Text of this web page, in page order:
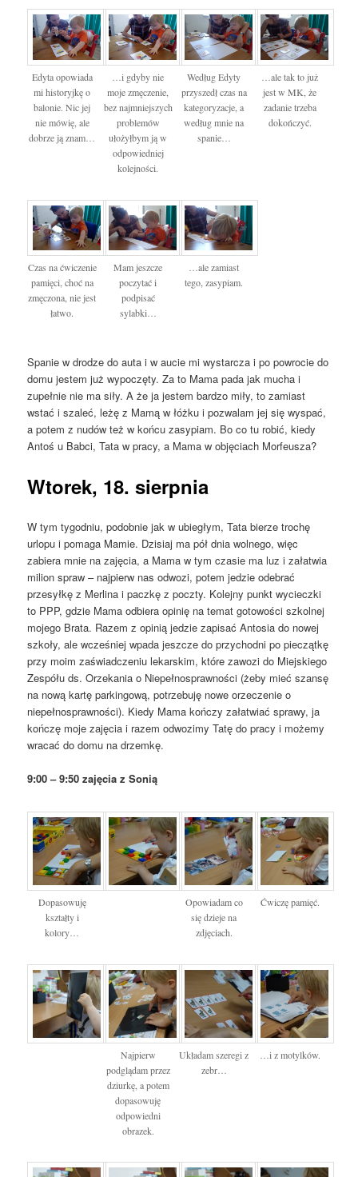
Edyta opowiada
mi historyjkę o
balonie. Nic jej
nie mówię, ale
dobrze ją znam…
…i gdyby nie
moje zmęczenie,
bez najmniejszych
problemów
ułożyłbym ją w
odpowiedniej
kolejności.
Według Edyty
przyszedł czas na
kategoryzacje, a
według mnie na
spanie…
…ale tak to już
jest w MK, że
zadanie trzeba
dokończyć.
Czas na ćwiczenie
pamięci, choć na
zmęczona, nie jest
łatwo.
Mam jeszcze
poczytać i
podpisać
sylabki…
…ale zamiast
tego, zasypiam.
Spanie w drodze do auta i w aucie mi wystarcza i po powrocie do
domu jestem już wypoczęty. Za to Mama pada jak mucha i
zupełnie nie ma siły. A że ja jestem bardzo miły, to zamiast
wstać i szaleć, leżę z Mamą w łóżku i pozwalam jej się wyspać,
a potem z nudów też w końcu zasypiam. Bo co tu robić, kiedy
Antoś u Babci, Tata w pracy, a Mama w objęciach Morfeusza?
Wtorek, 18. sierpnia
W tym tygodniu, podobnie jak w ubiegłym, Tata bierze trochę
urlopu i pomaga Mamie. Dzisiaj ma pół dnia wolnego, więc
zabiera mnie na zajęcia, a Mama w tym czasie ma luz i załatwia
milion spraw – najpierw nas odwozi, potem jedzie odebrać
przesyłkę z Merlina i paczkę z poczty. Kolejny punkt wycieczki
to PPP, gdzie Mama odbiera opinię na temat gotowości szkolnej
mojego Brata. Razem z opinią jedzie zapisać Antosia do nowej
szkoły, ale wcześniej wpada jeszcze do przychodni po pieczątkę
przy moim zaświadczeniu lekarskim, które zawozi do Miejskiego
Zespółu ds. Orzekania o Niepełnosprawności (żeby mieć szansę
na nową kartę parkingową, potrzebuję nowe orzeczenie o
niepełnosprawności). Kiedy Mama kończy załatwiać sprawy, ja
kończę moje zajęcia i razem odwozimy Tatę do pracy i możemy
wracać do domu na drzemkę.
9:00 – 9:50 zajęcia z Sonią
Dopasowuję
kształty i
kolory…
Opowiadam co
się dzieje na
zdjęciach.
Ćwiczę pamięć.
Najpierw
podglądam przez
dziurkę, a potem
dopasowuję
odpowiedni
obrazek.
Układam szeregi z
zebr…
…i z motylków.